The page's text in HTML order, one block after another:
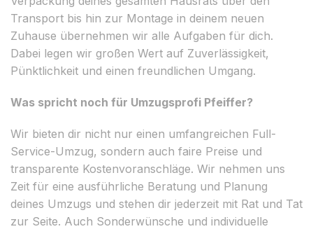
Transport bis hin zur Montage in deinem neuen
Zuhause übernehmen wir alle Aufgaben für dich.
Dabei legen wir großen Wert auf Zuverlässigkeit,
Pünktlichkeit und einen freundlichen Umgang.
Was spricht noch für Umzugsprofi Pfeiffer?
Wir bieten dir nicht nur einen umfangreichen Full-
Service-Umzug, sondern auch faire Preise und
transparente Kostenvoranschläge. Wir nehmen uns
Zeit für eine ausführliche Beratung und Planung
deines Umzugs und stehen dir jederzeit mit Rat und Tat
zur Seite. Auch Sonderwünsche und individuelle